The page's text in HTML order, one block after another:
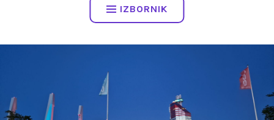
IZBORNIK